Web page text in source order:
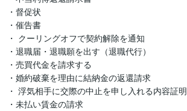
・督促状
・催告書
・ クーリングオフで契約解除を通知
・退職届・退職願を出す（退職代行）
・売買代金を請求する
・婚約破棄を理由に結納金の返還請求
・ 浮気相手に交際の中止を申し入れる内容証明
・未払い賃金の請求